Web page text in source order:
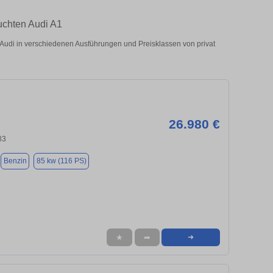
Audi A1
in verschiedenen Ausführungen und Preisklassen von privat
26.980 €
Benzin 85 kw (116 PS)
★ ➦ ➜